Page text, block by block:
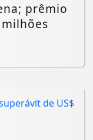
prêmio